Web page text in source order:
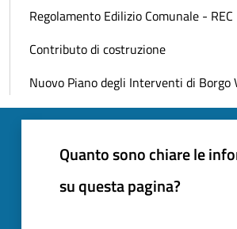
Regolamento Edilizio Comunale - REC
Contributo di costruzione
Nuovo Piano degli Interventi di Borgo
Quanto sono chiare le
su questa pagina?